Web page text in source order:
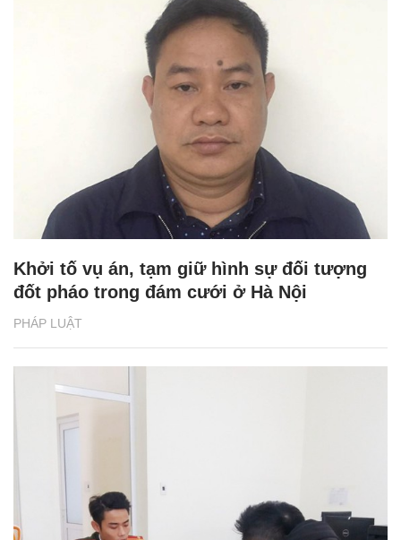
PHÁP LUẬT
Khởi tố vụ án, tạm giữ hình sự đối tượng
đốt pháo trong đám cưới ở Hà Nội